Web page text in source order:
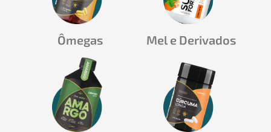
Ômegas Mel e Derivados